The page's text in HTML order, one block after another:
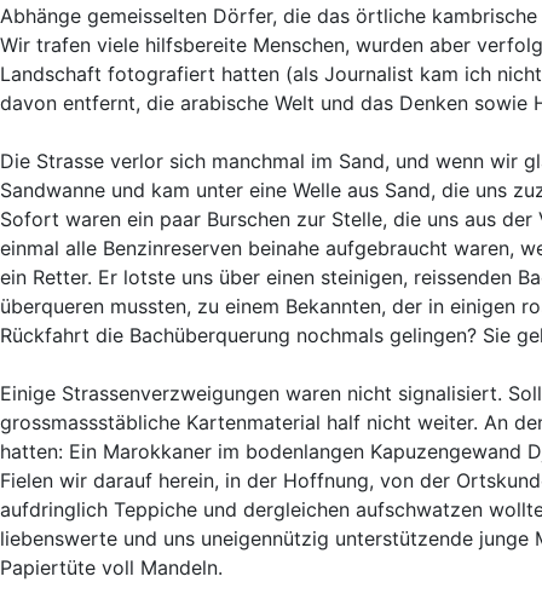
Abhänge gemeisselten Dörfer, die das örtliche
Wir trafen viele hilfsbereite Menschen, wurden aber
Landschaft fotografiert hatten (als Journalist kam ich
davon entfernt, die arabische Welt und das Denken
Die Strasse verlor sich manchmal im Sand, und wenn wir
Sandwanne und kam unter eine Welle aus Sand, die uns
Sofort waren ein paar Burschen zur Stelle, die uns aus
einmal alle Benzinreserven beinahe aufgebraucht waren,
ein Retter. Er lotste uns über einen steinigen, reissenden
überqueren mussten, zu einem Bekannten, der in einigen
Rückfahrt die Bachüberquerung nochmals gelingen? Sie
Einige Strassenverzweigungen waren nicht signalisiert.
grossmassstäbliche Kartenmaterial half nicht weiter. An
hatten: Ein Marokkaner im bodenlangen Kapuzengewand
Fielen wir darauf herein, in der Hoffnung, von der
aufdringlich Teppiche und dergleichen aufschwatzen
liebenswerte und uns uneigennützig unterstützende junge
Papiertüte voll Mandeln.